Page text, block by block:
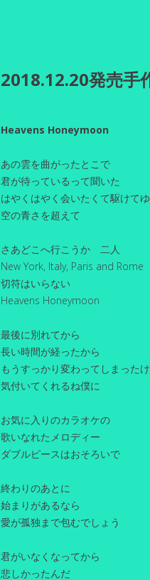
2018.12.20発売
Heavens Honeymoon
あの雲を曲がったとこで
君が待っているって聞いた
はやくはやく会いたくて駆けてゆ
空の青さを超えて
さあどこへ行こうか 二人
New York, Italy, Paris and Rome
切符はいらない
Heavens Honeymoon
最後に別れてから
長い時間が経ったから
もうすっかり変わってしまった
気付いてくれるね僕に
お気に入りのカラオケの
歌いなれたメロディー
ダブルピースはおそろいで
終わりのあとに
始まりがあるなら
愛が孤独まで包むでしょう
君がいなくなってから
悲しかったんだ